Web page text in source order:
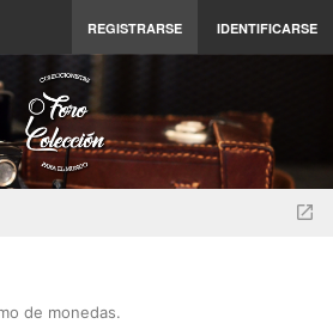
REGISTRARSE IDENTIFICARSE
de monedas.